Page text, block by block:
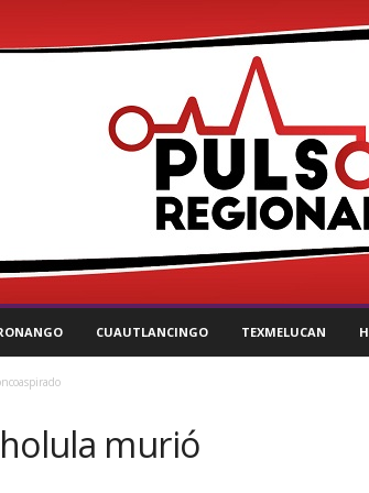
CUAUTLANCINGO TEXMELUCAN
murió